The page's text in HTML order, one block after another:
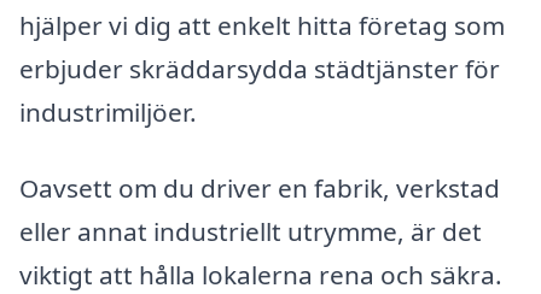
hjälper vi dig att enkelt hitta företag som
erbjuder skräddarsydda städtjänster för
industrimiljöer.
Oavsett om du driver en fabrik, verkstad
eller annat industriellt utrymme, är det
viktigt att hålla lokalerna rena och säkra.